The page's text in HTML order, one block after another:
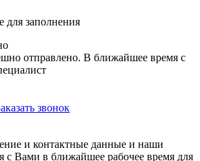
для заполнения
отправлено. В ближайшее время с
звонок
и контактные данные и наши
с Вами в ближайшее рабочее время для